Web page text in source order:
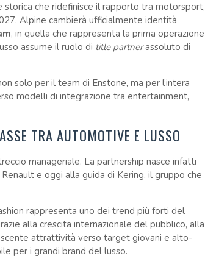
storica che ridefinisce il rapporto tra motorsport,
Alpine cambierà ufficialmente identità
, in quella che rappresenta la prima operazione
assume il ruolo di title partnerassoluto di
solo per il team di Enstone, ma per l’intera
modelli di integrazione tra entertainment,
TRA AUTOMOTIVE E LUSSO
manageriale. La partnership nasce infatti
Renault e oggi alla guida di Kering, il gruppo che
rappresenta uno dei trend più forti del
alla crescita internazionale del pubblico, alla
attrattività verso target giovani e alto-
per i grandi brand del lusso.